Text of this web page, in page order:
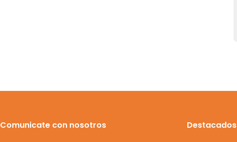
Comunicate con nosotros Destacados